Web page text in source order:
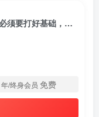
《摄影必修课 从零开始学摄影》入门，必须要打好基础，本门课主讲摄影基础内容。适合零基础或刚入门的朋友
年/终身会员 免费